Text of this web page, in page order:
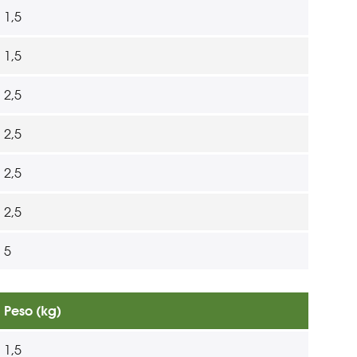
1,5
1,5
2,5
2,5
2,5
2,5
5
Peso (kg)
1,5